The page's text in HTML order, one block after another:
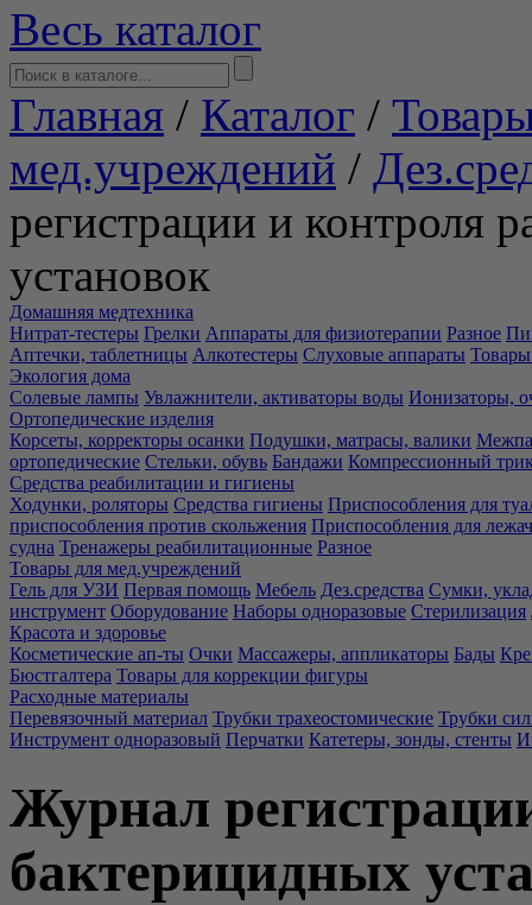
Весь каталог
Главная / Каталог /
мед.учреждений /
регистрации и контроля
установок
Домашняя медтехника
Нитрат-тестеры Грелки Аппараты для физиотерапии Разное
Аптечки, таблетницы Алкотестеры Слуховые аппараты Товары
Экология дома
Солевые лампы Увлажнители, активаторы воды Ионизаторы,
Ортопедические изделия
Корсеты, корректоры осанки Подушки, матрасы, валики
ортопедические Стельки, обувь Бандажи Компрессионный
Средства реабилитации и гигиены
Ходунки, роляторы Средства гигиены Приспособления для
приспособления против скольжения Приспособления для
судна Тренажеры реабилитационные Разное
Товары для мед.учреждений
Гель для УЗИ Первая помощь Мебель Дез.средства Сумки,
инструмент Оборудование Наборы одноразовые Стерилизация
Красота и здоровье
Косметические ап-ты Очки Массажеры, аппликаторы Бады
Бюстгалтера Товары для коррекции фигуры
Расходные материалы
Перевязочный материал Трубки трахеостомические Трубки
Инструмент одноразовый Перчатки Катетеры, зонды, стенты
Журнал
бактерицидных